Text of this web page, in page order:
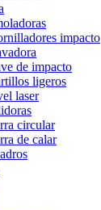
impacto
de impacto
ligeros
laser
circular
de calar